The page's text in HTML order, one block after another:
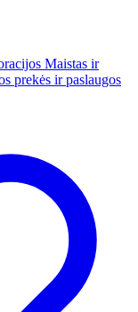
Maistas ir
prekės ir paslaugos